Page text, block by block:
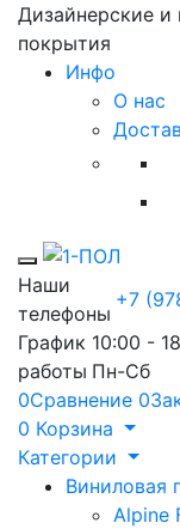
Дизайнерские и
покрытия
Инфо
О нас
Toggle mobile
Наши
телефоны
+7
График
работы
10:00 -
Пн-Сб
0Сравнение 0
0 Корзина
Категории
Виниловая
Alpine